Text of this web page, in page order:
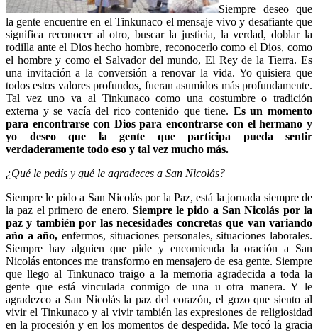
Siempre deseo que
la gente encuentre en el Tinkunaco el mensaje vivo y desafiante que
significa reconocer al otro, buscar la justicia, la verdad, doblar la
rodilla ante el Dios hecho hombre, reconocerlo como el Dios, como
el hombre y como el Salvador del mundo, El Rey de la Tierra. Es
una invitación a la conversión a renovar la vida. Yo quisiera que
todos estos valores profundos, fueran asumidos más profundamente.
Tal vez uno va al Tinkunaco como una costumbre o tradición
externa y se vacía del rico contenido que tiene. Es un momento
para encontrarse con Dios para encontrarse con el hermano y
yo deseo que la gente que participa pueda sentir
verdaderamente todo eso y tal vez mucho más.
¿Qué le pedís y qué le agradeces a San Nicolás?
Siempre le pido a San Nicolás por la Paz, está la jornada siempre de
la paz el primero de enero. Siempre le pido a San Nicolás por la
paz y también por las necesidades concretas que van variando
año a año, enfermos, situaciones personales, situaciones laborales.
Siempre hay alguien que pide y encomienda la oración a San
Nicolás entonces me transformo en mensajero de esa gente. Siempre
que llego al Tinkunaco traigo a la memoria agradecida a toda la
gente que está vinculada conmigo de una u otra manera. Y le
agradezco a San Nicolás la paz del corazón, el gozo que siento al
vivir el Tinkunaco y al vivir también las expresiones de religiosidad
en la procesión y en los momentos de despedida. Me tocó la gracia